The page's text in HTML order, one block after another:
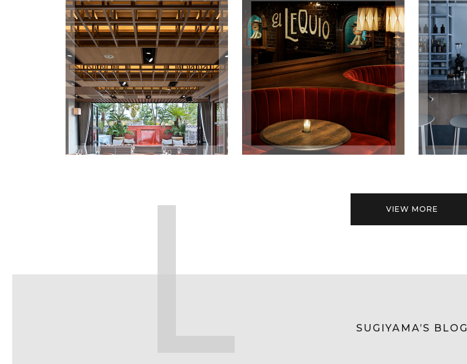
VIEW MORE
SUGIYAMA’S BLOG